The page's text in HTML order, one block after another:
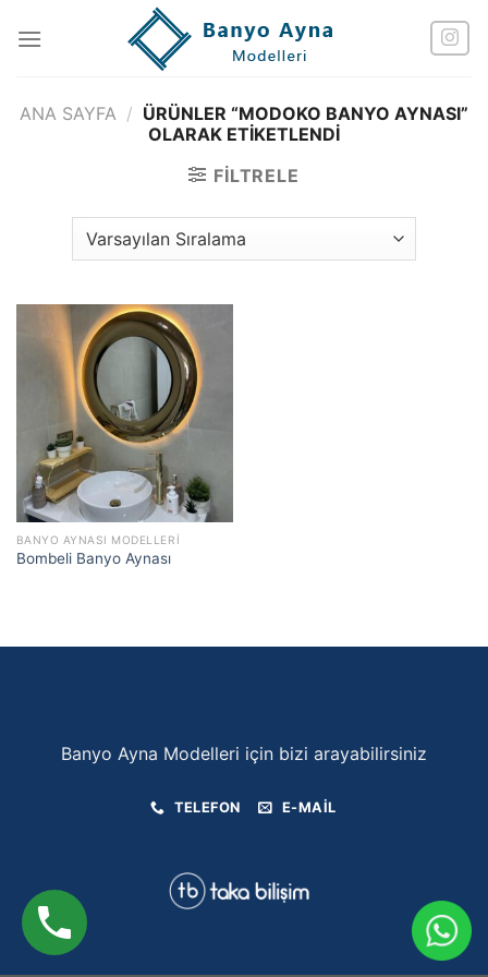
atla
ANA SAYFA / ÜRÜNLER “MODOKO BANYO AYNASI”
OLARAK ETIKETLENDI
FILTRELE
BANYO AYNASI MODELLERI
Bombeli Banyo Aynası
Banyo Ayna Modelleri için bizi arayabilirsiniz
TELEFON E-MAIL